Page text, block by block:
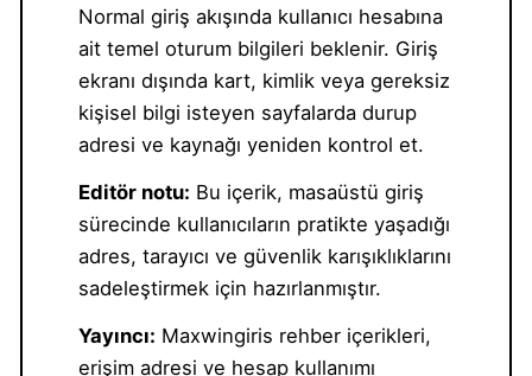
Normal giriş akışında kullanıcı hesabına
ait temel oturum bilgileri beklenir. Giriş
ekranı dışında kart, kimlik veya gereksiz
kişisel bilgi isteyen sayfalarda durup
adresi ve kaynağı yeniden kontrol et.
Editör notu: Bu içerik, masaüstü giriş
sürecinde kullanıcıların pratikte yaşadığı
adres, tarayıcı ve güvenlik karışıklıklarını
sadeleştirmek için hazırlanmıştır.
Yayıncı: Maxwingiris rehber içerikleri,
erişim adresi ve hesap kullanımı